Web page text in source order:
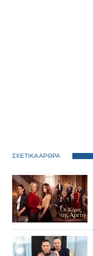
ΣΧΕΤΙΚΑ ΑΡΘΡΑ